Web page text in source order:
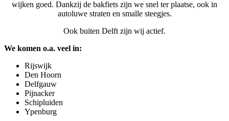
wijken goed. Dankzij de bakfiets zijn we snel ter plaatse, ook in
autoluwe straten en smalle steegjes.
Ook buiten Delft zijn wij actief.
We komen o.a. veel in:
Rijswijk
Den Hoorn
Delfgauw
Pijnacker
Schipluiden
Ypenburg